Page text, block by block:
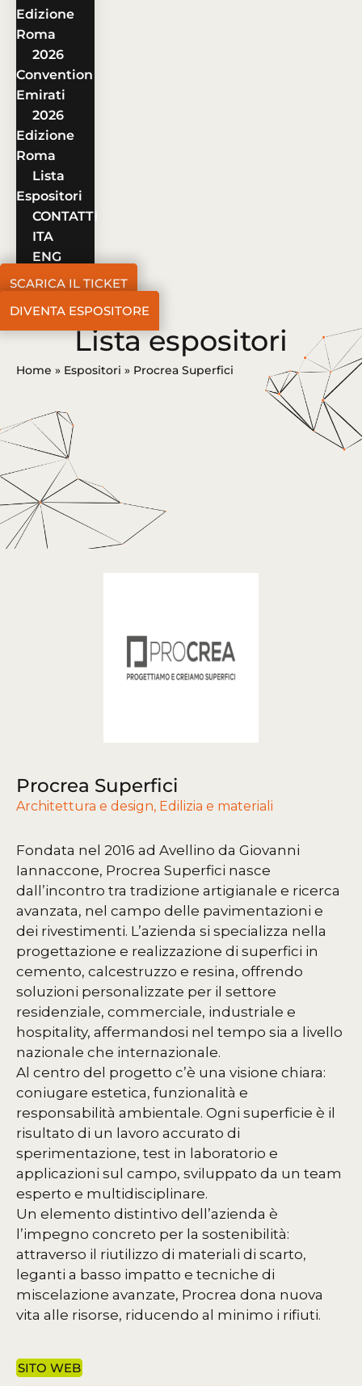
Edizione
Roma
2026
Convention
Emirati
2026
Edizione
Roma
Lista
Espositori
CONTATTI
ITA
ENG
SCARICA IL TICKET
DIVENTA ESPOSITORE
Lista espositori
Home » Espositori » Procrea Superfici
Procrea Superfici
Architettura e design, Edilizia e materiali
Fondata nel 2016 ad Avellino da Giovanni
Iannaccone, Procrea Superfici nasce
dall’incontro tra tradizione artigianale e ricerca
avanzata, nel campo delle pavimentazioni e
dei rivestimenti. L’azienda si specializza nella
progettazione e realizzazione di superfici in
cemento, calcestruzzo e resina, offrendo
soluzioni personalizzate per il settore
residenziale, commerciale, industriale e
hospitality, affermandosi nel tempo sia a livello
nazionale che internazionale.
Al centro del progetto c’è una visione chiara:
coniugare estetica, funzionalità e
responsabilità ambientale. Ogni superficie è il
risultato di un lavoro accurato di
sperimentazione, test in laboratorio e
applicazioni sul campo, sviluppato da un team
esperto e multidisciplinare.
Un elemento distintivo dell’azienda è
l’impegno concreto per la sostenibilità:
attraverso il riutilizzo di materiali di scarto,
leganti a basso impatto e tecniche di
miscelazione avanzate, Procrea dona nuova
vita alle risorse, riducendo al minimo i rifiuti.
SITO WEB